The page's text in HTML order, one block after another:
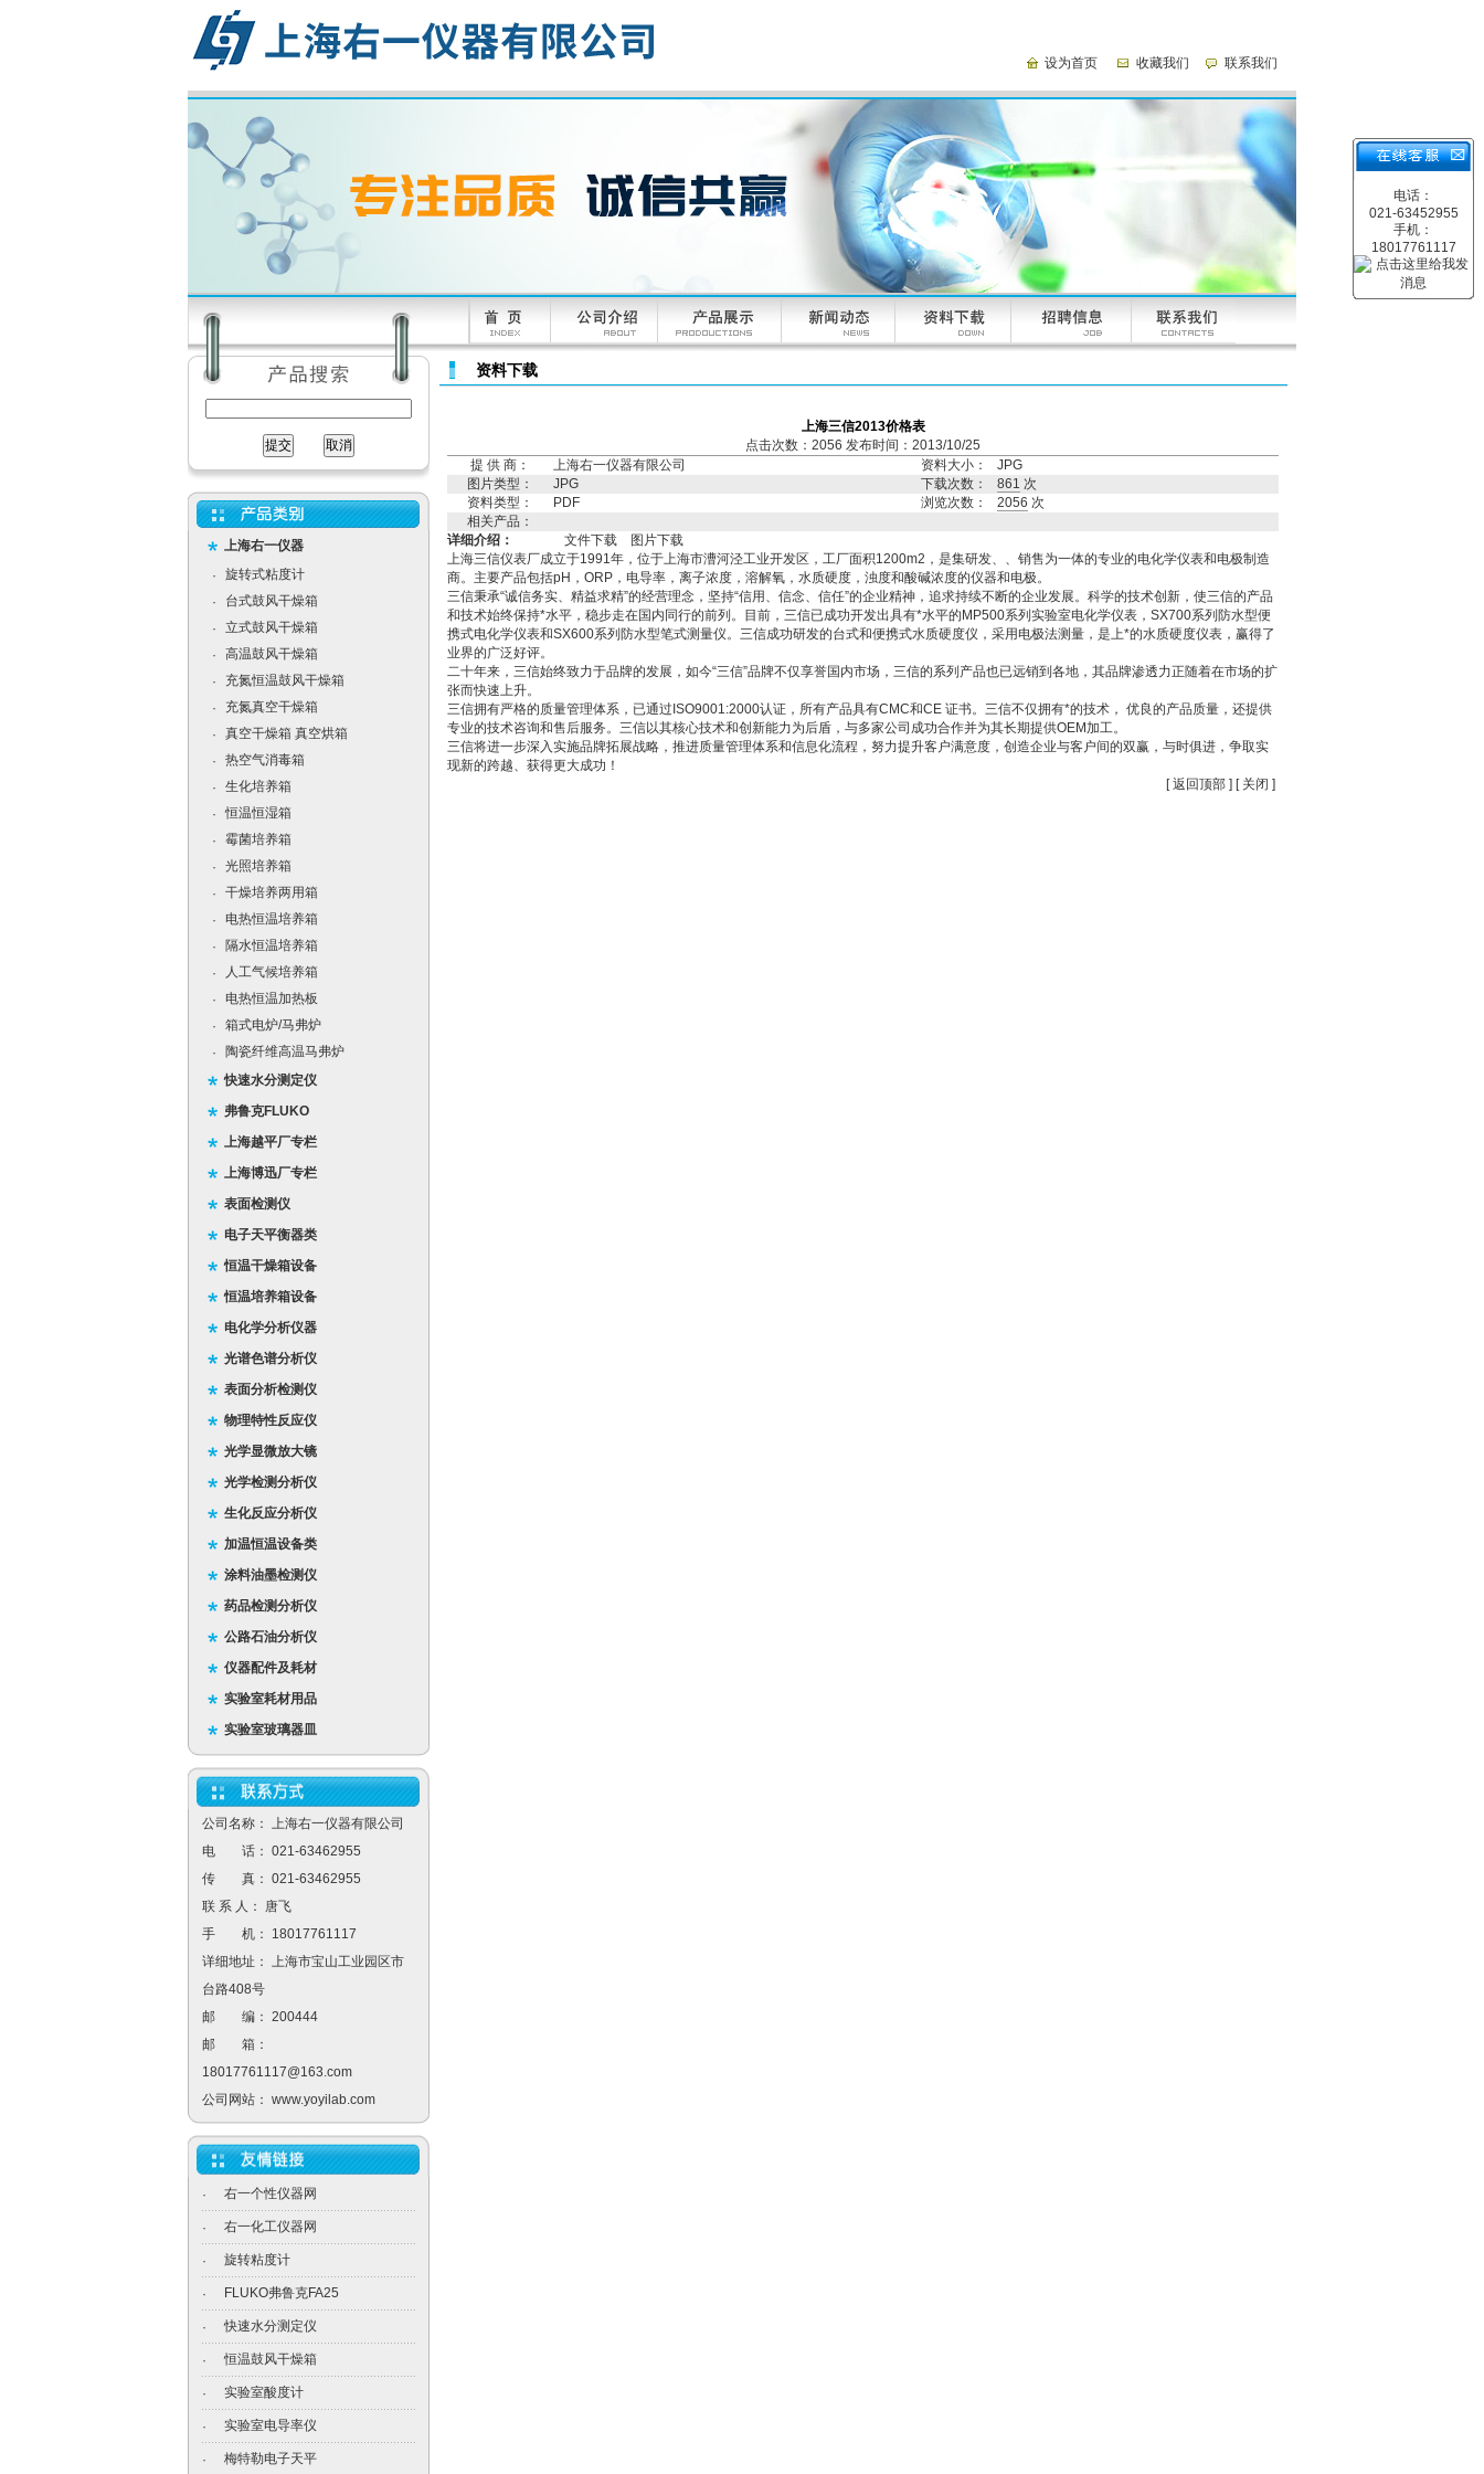
设为首页 收藏我们 联系我们
电话：
021-63452955
手机：
18017761117
上海右一仪器
·
旋转式粘度计
·
台式鼓风干燥箱
·
立式鼓风干燥箱
·
高温鼓风干燥箱
·
充氮恒温鼓风干燥箱
·
充氮真空干燥箱
·
真空干燥箱 真空烘箱
·
热空气消毒箱
·
生化培养箱
·
恒温恒湿箱
·
霉菌培养箱
·
光照培养箱
·
干燥培养两用箱
·
电热恒温培养箱
·
隔水恒温培养箱
·
人工气候培养箱
·
电热恒温加热板
·
箱式电炉/马弗炉
·
陶瓷纤维高温马弗炉
快速水分测定仪
弗鲁克FLUKO
上海越平厂专栏
上海博迅厂专栏
表面检测仪
电子天平衡器类
恒温干燥箱设备
恒温培养箱设备
电化学分析仪器
光谱色谱分析仪
表面分析检测仪
物理特性反应仪
光学显微放大镜
光学检测分析仪
生化反应分析仪
加温恒温设备类
涂料油墨检测仪
药品检测分析仪
公路石油分析仪
仪器配件及耗材
实验室耗材用品
实验室玻璃器皿
公司名称： 上海右一仪器有限公司
电 话： 021-63462955
传 真： 021-63462955
联 系 人： 唐飞
手 机： 18017761117
详细地址： 上海市宝山工业园区市
台路408号
邮 编： 200444
邮 箱：
18017761117@163.com
公司网站： www.yoyilab.com
· 右一个性仪器网
· 右一化工仪器网
· 旋转粘度计
· FLUKO弗鲁克FA25
· 快速水分测定仪
· 恒温鼓风干燥箱
· 实验室酸度计
· 实验室电导率仪
· 梅特勒电子天平
资料下载
上海三信2013价格表
点击次数：2056 发布时间：2013/10/25
提 供 商：
上海右一仪器有限公司 资料大小：
JPG
图片类型：
JPG 下载次数： 861 次
资料类型：
PDF 浏览次数： 2056 次
相关产品：
详细介绍：
文件下载
图片下载
上海三信仪表厂成立于1991年，位于上海市漕河泾工业开发区，工厂面积1200m2，是集研发、、销售为一体的专业的电化学仪表和电极制造
商。主要产品包括pH，ORP，电导率，离子浓度，溶解氧，水质硬度，浊度和酸碱浓度的仪器和电极。
三信秉承“诚信务实、精益求精”的经营理念，坚持“信用、信念、信任”的企业精神，追求持续不断的企业发展。科学的技术创新，使三信的产品
和技术始终保持*水平，稳步走在国内同行的前列。目前，三信已成功开发出具有*水平的MP500系列实验室电化学仪表，SX700系列防水型便
携式电化学仪表和SX600系列防水型笔式测量仪。三信成功研发的台式和便携式水质硬度仪，采用电极法测量，是上*的水质硬度仪表，赢得了
业界的广泛好评。
二十年来，三信始终致力于品牌的发展，如今“三信”品牌不仅享誉国内市场，三信的系列产品也已远销到各地，其品牌渗透力正随着在市场的扩
张而快速上升。
三信拥有严格的质量管理体系，已通过ISO9001:2000认证，所有产品具有CMC和CE 证书。三信不仅拥有*的技术， 优良的产品质量，还提供
专业的技术咨询和售后服务。三信以其核心技术和创新能力为后盾，与多家公司成功合作并为其长期提供OEM加工。
三信将进一步深入实施品牌拓展战略，推进质量管理体系和信息化流程，努力提升客户满意度，创造企业与客户间的双赢，与时俱进，争取实
现新的跨越、获得更大成功！
[返回顶部 ] [ 关闭 ]